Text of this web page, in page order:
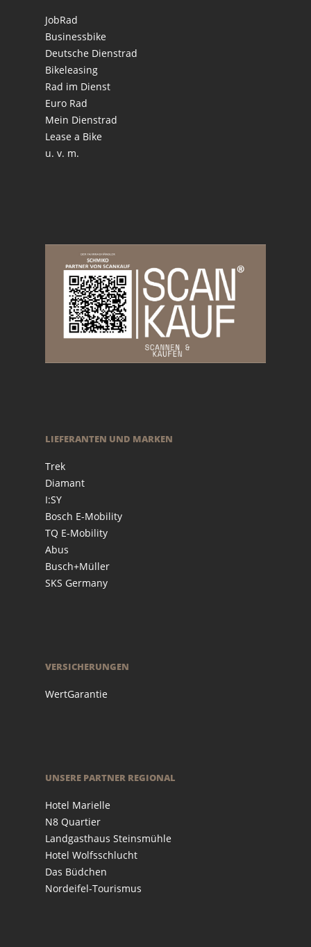
JobRad
Businessbike
Deutsche Dienstrad
Bikeleasing
Rad im Dienst
Euro Rad
Mein Dienstrad
Lease a Bike
u. v. m.
LIEFERANTEN UND MARKEN
Trek
Diamant
I:SY
Bosch E-Mobility
TQ E-Mobility
Abus
Busch+Müller
SKS Germany
VERSICHERUNGEN
WertGarantie
UNSERE PARTNER REGIONAL
Hotel Marielle
N8 Quartier
Landgasthaus Steinsmühle
Hotel Wolfsschlucht
Das Büdchen
Nordeifel-Tourismus